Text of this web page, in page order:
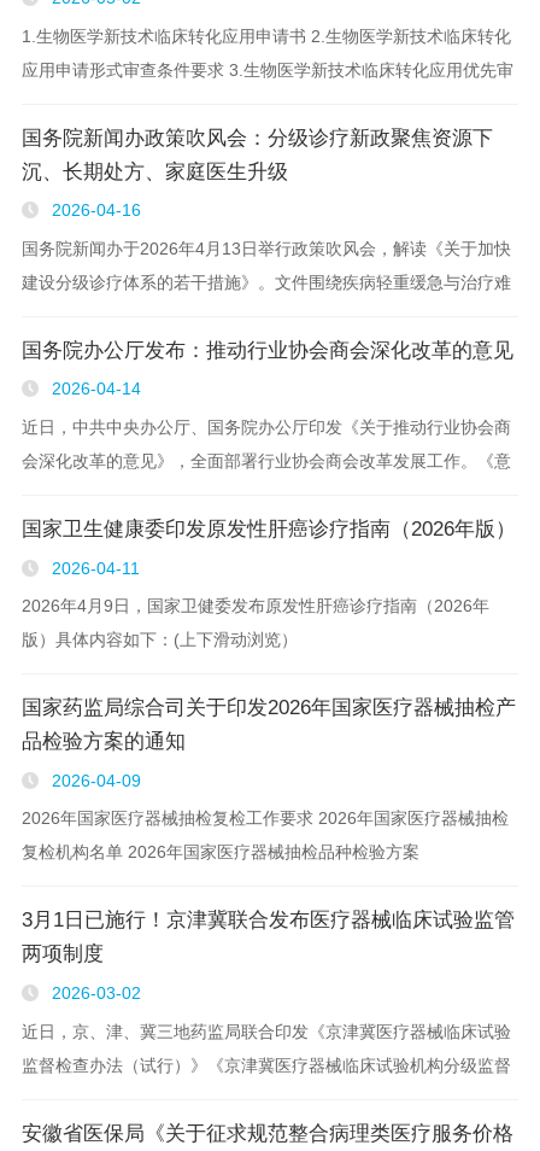
1.生物医学新技术临床转化应用申请书 2.生物医学新技术临床转化
应用申请形式审查条件要求 3.生物医学新技术临床转化应用优先审
国务院新闻办政策吹风会：分级诊疗新政聚焦资源下
沉、长期处方、家庭医生升级
2026-04-16
国务院新闻办于2026年4月13日举行政策吹风会，解读《关于加快
建设分级诊疗体系的若干措施》。文件围绕疾病轻重缓急与治疗难
发病在基层解决，疑难危重症在上级..
国务院办公厅发布：推动行业协会商会深化改革的意见
2026-04-14
近日，中共中央办公厅、国务院办公厅印发《关于推动行业协会商
会深化改革的意见》，全面部署行业协会商会改革发展工作。《意
领导与稳中求进，明确培..
国家卫生健康委印发原发性肝癌诊疗指南（2026年版）
2026-04-11
2026年4月9日，国家卫健委发布原发性肝癌诊疗指南（2026年
版）具体内容如下：(上下滑动浏览）
国家药监局综合司关于印发2026年国家医疗器械抽检产
品检验方案的通知
2026-04-09
2026年国家医疗器械抽检复检工作要求 2026年国家医疗器械抽检
复检机构名单 2026年国家医疗器械抽检品种检验方案
3月1日已施行！京津冀联合发布医疗器械临床试验监管
两项制度
2026-03-02
近日，京、津、冀三地药监局联合印发《京津冀医疗器械临床试验
监督检查办法（试行）》《京津冀医疗器械临床试验机构分级监督
确京津冀区域内医疗器械临床试验机构..
安徽省医保局《关于征求规范整合病理类医疗服务价格